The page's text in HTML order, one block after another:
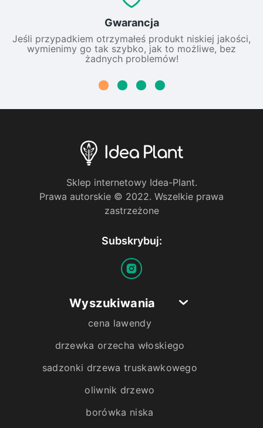
Gwarancja
Jeśli przypadkiem otrzymałeś produkt niskiej jakości,
wymienimy go tak szybko, jak to możliwe, bez
żadnych problemów!
Sklep internetowy Idea-Plant.
Prawa autorskie © 2022. Wszelkie prawa
zastrzeżone
Subskrybuj:
Wyszukiwania
cena lawendy
drzewka orzecha włoskiego
sadzonki drzewa truskawkowego
oliwnik drzewo
borówka niska